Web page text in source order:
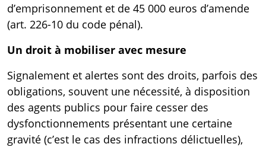
d’emprisonnement et de 45 000 euros d’amende
(art. 226-10 du code pénal).
Un droit à mobiliser avec mesure
Signalement et alertes sont des droits, parfois des
obligations, souvent une nécessité, à disposition
des agents publics pour faire cesser des
dysfonctionnements présentant une certaine
gravité (c’est le cas des infractions délictuelles),